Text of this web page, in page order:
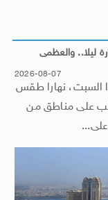
ليلا.. والعظمى
2026-08-07
السبت، نهارا طقس
على مناطق من
على...